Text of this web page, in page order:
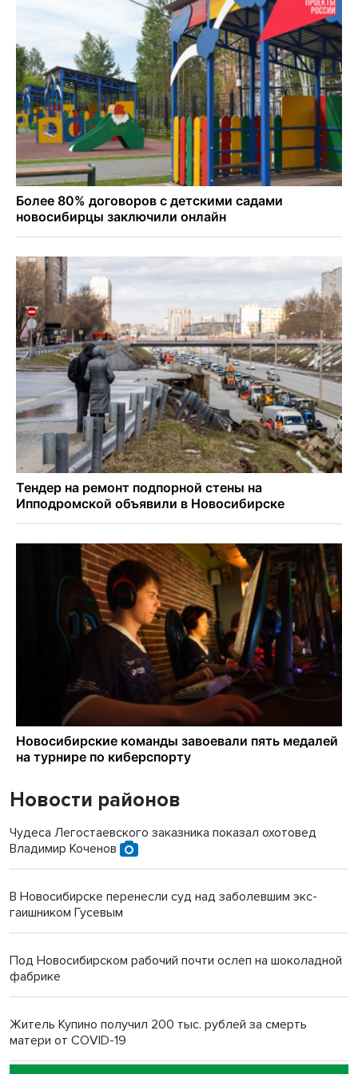
Персидский ковер «108 шахов» впервые вывезли из музея
Востока в Новосибирск
Актриса из Новосибирска Евгения Туркова сыграла мать
в сериале «Малой»
Новости районов
Чудеса Легостаевского заказника показал охотовед
Владимир Коченов
В Новосибирске перенесли суд над заболевшим экс-
гаишником Гусевым
Под Новосибирском рабочий почти ослеп на шоколадной
фабрике
Житель Купино получил 200 тыс. рублей за смерть
матери от COVID-19